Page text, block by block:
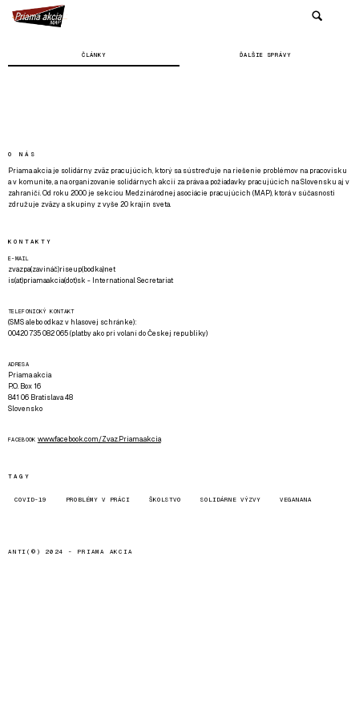
ČLÁNKY ĎALŠIE SPRÁVY
O NÁS
Priama akcia je solidárny zväz pracujúcich, ktorý sa sústreďuje na riešenie problémov na pracovisku
a v komunite, a na organizovanie solidárnych akcií za práva a požiadavky pracujúcich na Slovensku aj v
zahraničí. Od roku 2000 je sekciou Medzinárodnej asociácie pracujúcich (MAP), ktorá v súčasnosti
združuje zväzy a skupiny z vyše 20 krajín sveta.
KONTAKTY
E-MAIL
zvazpa(zavináč)riseup(bodka)net
is(at)priamaakcia(dot)sk - International Secretariat
TELEFONICKÝ KONTAKT
(SMS alebo odkaz v hlasovej schránke):
00420 735 082 065 (platby ako pri volaní do Českej republiky)
ADRESA
Priama akcia
P.O. Box 16
841 06 Bratislava 48
Slovensko
FACEBOOK www.facebook.com/Zvaz.Priama.akcia
TAGY
COVID-19 PROBLÉMY V PRÁCI ŠKOLSTVO SOLIDÁRNE VÝZVY VEGANANA
ANTI(©) 2024 - PRIAMA AKCIA